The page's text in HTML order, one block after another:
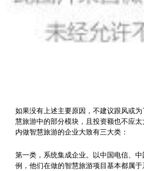
如果没有上述主要原因，不建议跟风或
慧旅游中的部分模块，且投资额也不应
内做智慧旅游的企业大致有三大类：
第一类，系统集成企业。以中国电信、
例，他们在做的智慧旅游项目基本都属